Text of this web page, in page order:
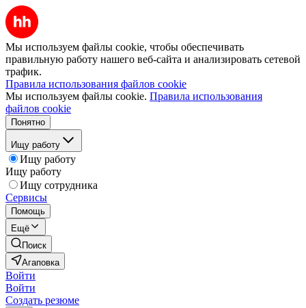
Мы используем файлы cookie, чтобы обеспечивать
правильную работу нашего веб-сайта и анализировать сетевой
трафик.
Правила использования файлов cookie
Мы используем файлы cookie. Правила использования
файлов cookie
Понятно
Ищу работу
Ищу работу
Ищу работу
Ищу сотрудника
Сервисы
Помощь
Ещё
Поиск
Агаповка
Войти
Войти
Создать резюме